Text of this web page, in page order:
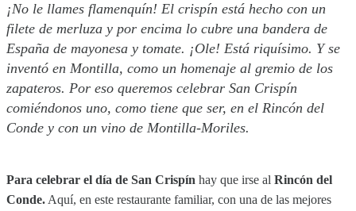
¡No le llames flamenquín! El crispín está hecho con un
filete de merluza y por encima lo cubre una bandera de
España de mayonesa y tomate. ¡Ole! Está riquísimo. Y se
inventó en Montilla, como un homenaje al gremio de los
zapateros. Por eso queremos celebrar San Crispín
comiéndonos uno, como tiene que ser, en el Rincón del
Conde y con un vino de Montilla-Moriles.
Para celebrar el día de San Crispín hay que irse al Rincón del
Conde. Aquí, en este restaurante familiar, con una de las mejores